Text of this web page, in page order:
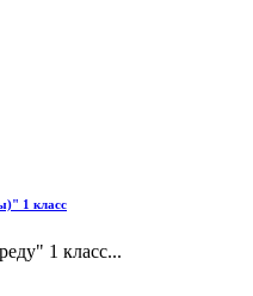
1 класс
1 класс...